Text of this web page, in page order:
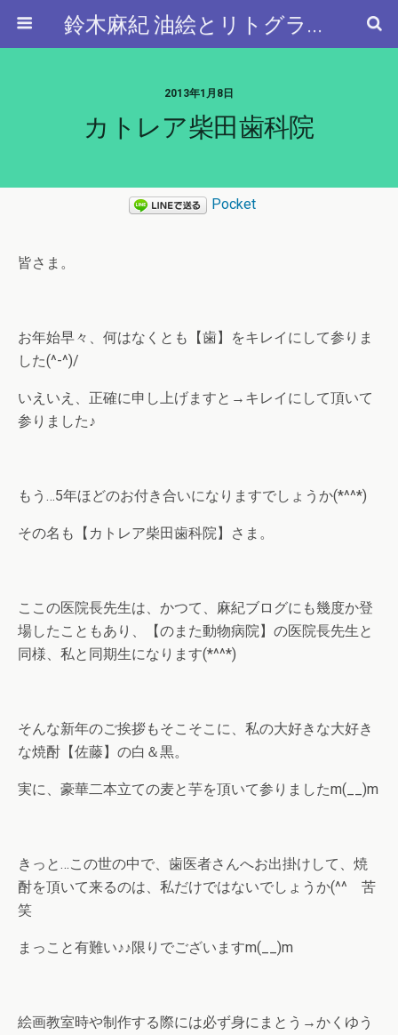
鈴木麻紀 油絵とリトグラフと…
2013年1月8日
カトレア柴田歯科院
Pocket
皆さま。
お年始早々、何はなくとも【歯】をキレイにして参りま
した(^-^)/
いえいえ、正確に申し上げますと→キレイにして頂いて
参りました♪
もう…5年ほどのお付き合いになりますでしょうか(*^^*)
その名も【カトレア柴田歯科院】さま。
ここの医院長先生は、かつて、麻紀ブログにも幾度か登
場したこともあり、【のまた動物病院】の医院長先生と
同様、私と同期生になります(*^^*)
そんな新年のご挨拶もそこそこに、私の大好きな大好き
な焼酎【佐藤】の白＆黒。
実に、豪華二本立ての麦と芋を頂いて参りましたm(__)m
きっと…この世の中で、歯医者さんへお出掛けして、焼
酎を頂いて来るのは、私だけではないでしょうか(^^ゞ苦
笑
まっこと有難い♪♪限りでございますm(__)m
絵画教室時や制作する際には必ず身にまとう→かくゆう